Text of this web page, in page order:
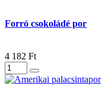
Forró csokoládé por
4 182 Ft